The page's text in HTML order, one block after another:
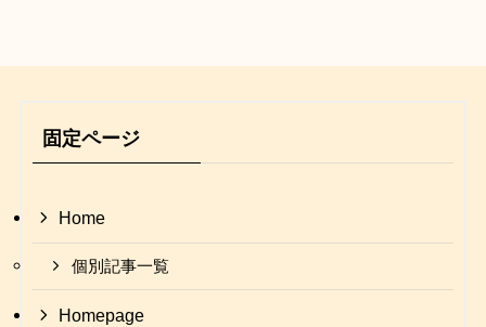
固定ページ
Home
個別記事一覧
Homepage